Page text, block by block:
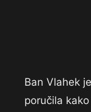
Ban Vlahek
poručila